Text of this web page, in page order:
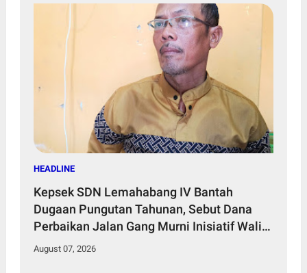
HEADLINE
Kepsek SDN Lemahabang IV Bantah
Dugaan Pungutan Tahunan, Sebut Dana
Perbaikan Jalan Gang Murni Inisiatif Wali
Murid
August 07, 2026